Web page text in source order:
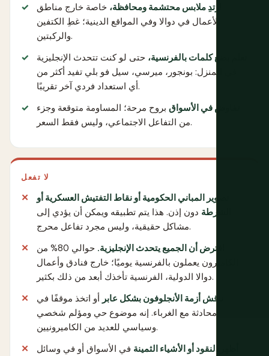
ارتدِ ملابس محتشمة ومحافظة، خاصة خارج مناطق
الأعمال في دوالا وفي المواقع الدينية؛ غطِ الكتفين
والركبتين.
تعلم بضع كلمات بالفرنسية، حتى لو كنت تتحدث الإنجليزية
في المنزل: بونجور، ميرسي، سيل فو بلي تفيد أكثر من
أي استعداد فردي آخر تقريبًا.
تفاوض في الأسواق بروح مرحة؛ المساومة متوقعة وجزء
من التفاعل الاجتماعي، وليس فقط السعر.
لا تفعل
تصوير المباني الحكومية أو نقاط التفتيش العسكرية أو
الشرطة دون إذن. هذا يتم تطبيقه ويمكن أن يؤدي إلى
مشاكل حقيقية، وليس مجرد تفاعل محرج.
افترض أن الجميع يتحدث الإنجليزية.
حوالي 80% من
الكاميرون يعملون بالفرنسية يوميًا؛ خارج فنادق وأعمال
دوالا الدولية، الفرنسية تأخذك أبعد من ذلك بكثير.
ناقش أزمة الأنجلوفون بشكل عابر أو اتخذ موقفًا في
محادثة مع الغرباء. إنه موضوع حي ومؤلم شخصي
وسياسي للعديد من الكاميرونيين.
أظهر النقود أو الأشياء الثمينة في الأسواق أو في وسائل